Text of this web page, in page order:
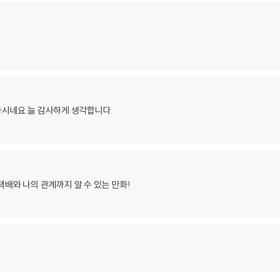
네요.늘 감사하게 생각합니다.
와 나의 관계까지 알 수 있는 만화!